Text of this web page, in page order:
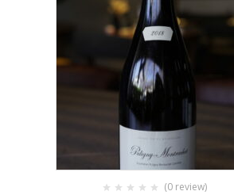
(0 review)